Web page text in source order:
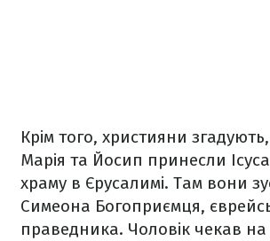
Крім того, християни
Марія та Йосип принесли
храму в Єрусалимі. Там вони
Симеона Богоприємця,
праведника. Чоловік чекав